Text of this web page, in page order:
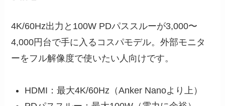
4K/60Hz出力と100W PDパススルーが3,000〜
4,000円台で手に入るコスパモデル。外部モニタ
ーをフル解像度で使いたい人向けです。
HDMI：最大4K/60Hz（Anker Nanoより上）